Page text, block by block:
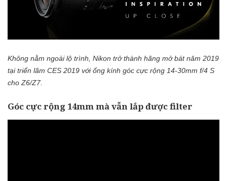
Không nằm ngoài lộ trình, Nikon trở thành hãng mở bát năm 2019
tại triển lãm CES 2019 với ống kính góc cực rộng 14-30mm f/4 S
cho Z6/Z7.
Góc cực rộng 14mm mà vẫn lắp được filter